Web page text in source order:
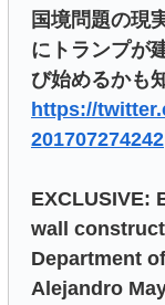
国境問題の現
にトランプが
び始めるかも
https://
201707274242
EXCLUSIVE:
wall
Department
Alejandro